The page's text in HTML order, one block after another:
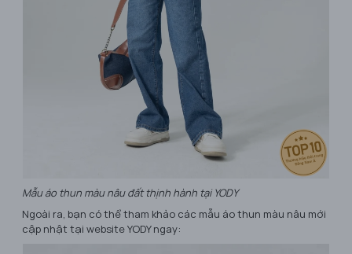
Mẫu áo thun màu nâu đất thịnh hành tại YODY
Ngoài ra, bạn có thể tham khảo các mẫu áo thun màu nâu mới
cập nhật tại website YODY ngay: